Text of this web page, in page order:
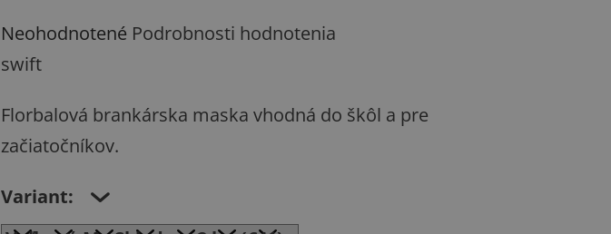
Priemerné
hodnotenie
je
0,0
z
Neohodnotené Podrobnosti hodnotenia
swift
Florbalová brankárska maska vhodná do škôl a pre
začiatočníkov.
Variant: